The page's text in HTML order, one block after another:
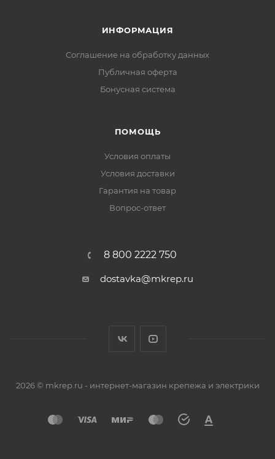
ИНФОРМАЦИЯ
Соглашение на обработку данных
Публичная оферта
Бонусная система
ПОМОЩЬ
Условия оплаты
Условия доставки
Гарантия на товар
Вопрос-ответ
8 800 2222 750
dostavka@mkrep.ru
2026 © mkrep.ru - интернет-магазин крепежа и электрики